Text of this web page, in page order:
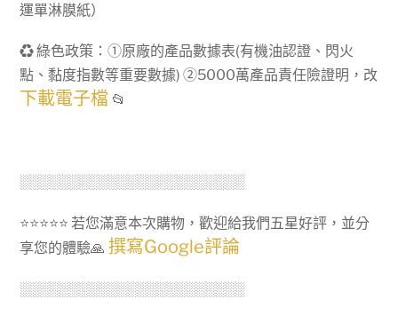
運單淋膜紙）
♻ 綠色政策：①原廠的產品數據表(有機油認證、閃火
點、黏度指數等重要數據) ②5000萬產品責任險證明，改
下載電子檔 📂
░░░░░░░░░░░░░░░░░░░░░░░
⭐⭐⭐⭐⭐ 若您滿意本次購物，歡迎給我們五星好評，並分
享您的體驗🙏 撰寫Google評論
░░░░░░░░░░░░░░░░░░░░░░░